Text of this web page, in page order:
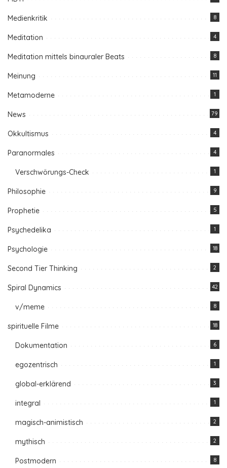
Medienkritik 8
Meditation 4
Meditation mittels binauraler Beats 8
Meinung 11
Metamoderne 1
News 79
Okkultismus 4
Paranormales 4
Verschwörungs-Check 1
Philosophie 9
Prophetie 5
Psychedelika 1
Psychologie 18
Second Tier Thinking 2
Spiral Dynamics 42
v/meme 8
spirituelle Filme 18
Dokumentation 6
egozentrisch 1
global-erklärend 3
integral 1
magisch-animistisch 2
mythisch 2
Postmodern 8